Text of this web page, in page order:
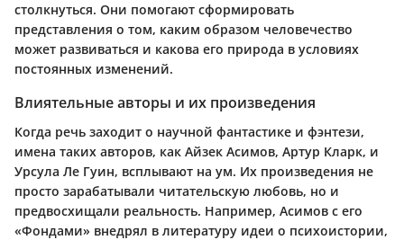
столкнуться. Они помогают сформировать
представления о том, каким образом человечество
может развиваться и какова его природа в условиях
постоянных изменений.
Влиятельные авторы и их произведения
Когда речь заходит о научной фантастике и фэнтези,
имена таких авторов, как Айзек Асимов, Артур Кларк, и
Урсула Ле Гуин, всплывают на ум. Их произведения не
просто зарабатывали читательскую любовь, но и
предвосхищали реальность. Например, Асимов с его
«Фондами» внедрял в литературу идеи о психоистории,